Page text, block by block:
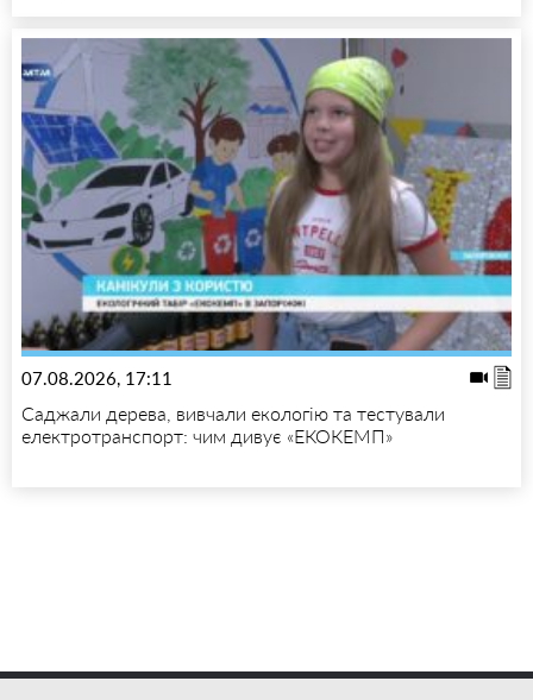
07.08.2026, 17:11
Саджали дерева, вивчали екологію та тестували
електротранспорт: чим дивує «ЕКОКЕМП»